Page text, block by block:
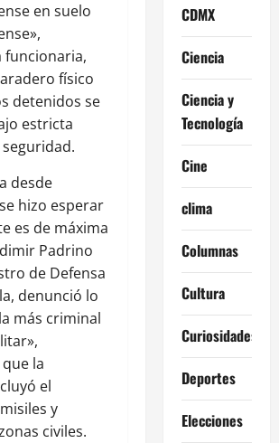
en suelo
funcionaria,
físico
detenidos se
estricta
desde
hizo esperar
es de máxima
Padrino
de Defensa
denunció lo
más criminal
la
el
y
civiles.
CDMX
Ciencia
Ciencia y
Tecnología
Cine
clima
Columnas
Cultura
Curiosidades
Deportes
Elecciones